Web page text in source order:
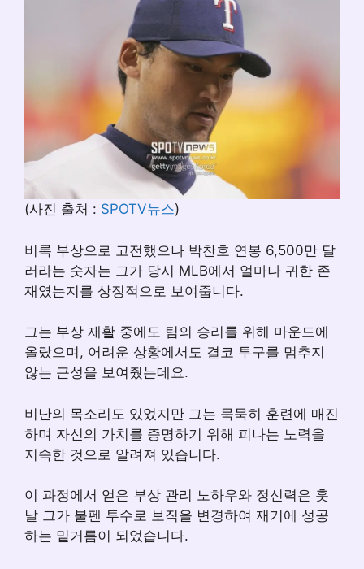
(사진 출처 : SPOTV뉴스)
비록 부상으로 고전했으나 박찬호 연봉 6,500만 달
러라는 숫자는 그가 당시 MLB에서 얼마나 귀한 존
재였는지를 상징적으로 보여줍니다.
그는 부상 재활 중에도 팀의 승리를 위해 마운드에
올랐으며, 어려운 상황에서도 결코 투구를 멈추지
않는 근성을 보여줬는데요.
비난의 목소리도 있었지만 그는 묵묵히 훈련에 매진
하며 자신의 가치를 증명하기 위해 피나는 노력을
지속한 것으로 알려져 있습니다.
이 과정에서 얻은 부상 관리 노하우와 정신력은 훗
날 그가 불펜 투수로 보직을 변경하여 재기에 성공
하는 밑거름이 되었습니다.